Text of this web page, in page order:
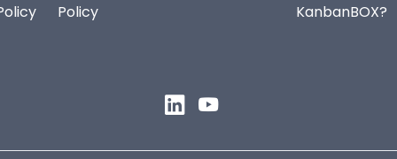
Policy
KanbanBOX?